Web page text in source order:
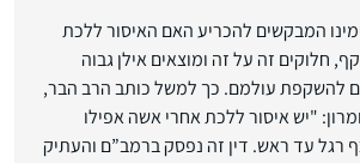
המבקשים להכריע האם האיסור ללכת
חלוקים זה על זה ומוצאים אילן גבוה
להשקפת עולמם. כך למשל כותב הרב הבר,
"יש איסור ללכת אחרי אשה אפילו
רגל עד ראש. דין זה נפסק ברמב”ם והעתיק